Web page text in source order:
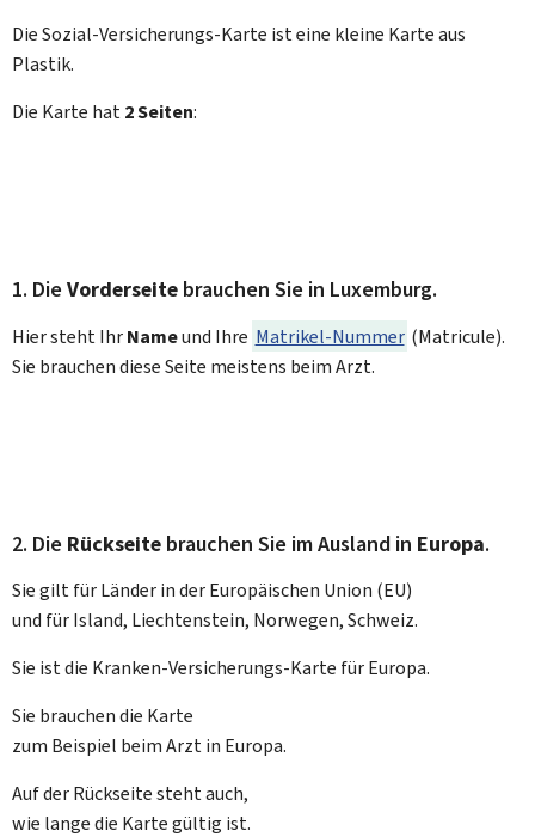
Die Sozial-Versicherungs-Karte ist eine kleine Karte aus
Plastik.
Die Karte hat2 Seiten:
1. Die Vorderseite brauchen Sie in Luxemburg.
Hier steht IhrNameund Ihre Matrikel-Nummer (Matricule).
Sie brauchen diese Seite meistens beim Arzt.
2. Die Rückseite brauchen Sie im Ausland in Europa.
Sie gilt für Länder in der Europäischen Union (EU)
und für Island, Liechtenstein, Norwegen, Schweiz.
Sie ist die Kranken-Versicherungs-Karte für Europa.
Sie brauchen die Karte
zum Beispiel beim Arzt in Europa.
Auf der Rückseite steht auch,
wie lange die Karte gültig ist.